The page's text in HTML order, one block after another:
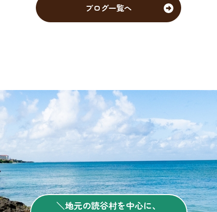
ブログ一覧へ
＼地元の読谷村を中心に、